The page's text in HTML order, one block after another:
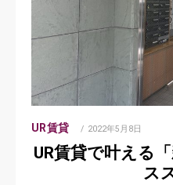
UR賃貸
POSTED
2022年5月8日
UR賃貸で叶える
ス